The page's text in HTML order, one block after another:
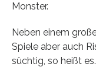
Monster.
Neben einem
Spiele aber auch
süchtig, so heißt